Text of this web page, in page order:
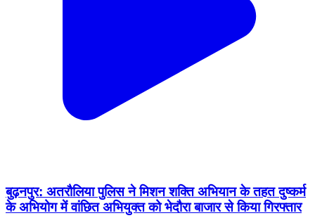
बुढ़नपुर: अतरौलिया पुलिस ने मिशन शक्ति अभियान के तहत दुष्कर्म
के अभियोग में वांछित अभियुक्त को भेदौरा बाजार से किया गिरफ्तार